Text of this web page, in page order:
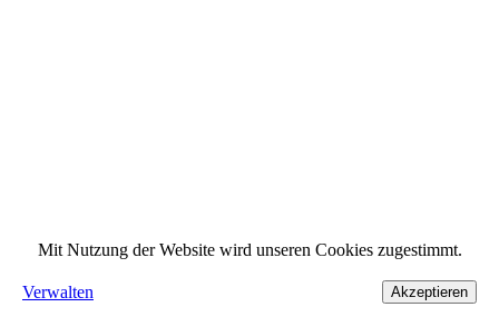
Mit Nutzung der Website wird unseren Cookies zugestimmt.
Verwalten Akzeptieren